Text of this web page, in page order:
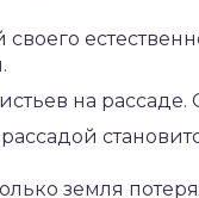
на рассаде.
земля